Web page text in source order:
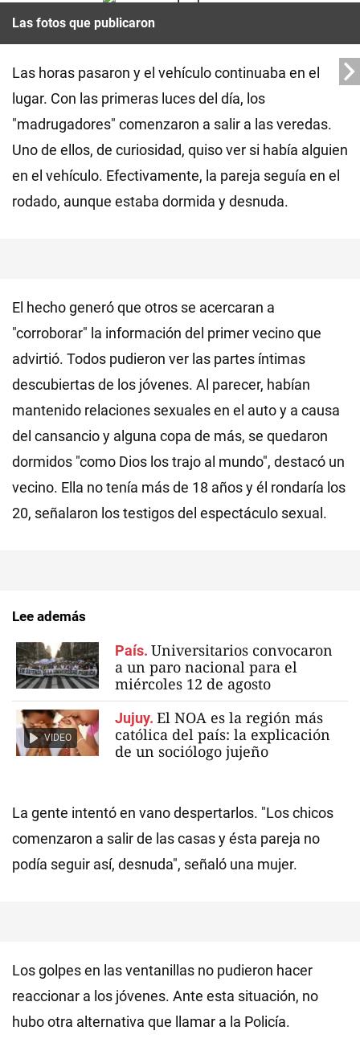
Las fotos que publicaron
Las horas pasaron y el vehículo continuaba en el
lugar. Con las primeras luces del día, los
"madrugadores" comenzaron a salir a las veredas.
Uno de ellos, de curiosidad, quiso ver si había alguien
en el vehículo. Efectivamente, la pareja seguía en el
rodado, aunque estaba dormida y desnuda.
El hecho generó que otros se acercaran a
"corroborar" la información del primer vecino que
advirtió. Todos pudieron ver las partes íntimas
descubiertas de los jóvenes. Al parecer, habían
mantenido relaciones sexuales en el auto y a causa
del cansancio y alguna copa de más, se quedaron
dormidos "como Dios los trajo al mundo", destacó un
vecino. Ella no tenía más de 18 años y él rondaría los
20, señalaron los testigos del espectáculo sexual.
Lee además
País. Universitarios convocaron
a un paro nacional para el
miércoles 12 de agosto
VIDEO
Jujuy. El NOA es la región más
católica del país: la explicación
de un sociólogo jujeño
La gente intentó en vano despertarlos. "Los chicos
comenzaron a salir de las casas y ésta pareja no
podía seguir así, desnuda", señaló una mujer.
Los golpes en las ventanillas no pudieron hacer
reaccionar a los jóvenes. Ante esta situación, no
hubo otra alternativa que llamar a la Policía.